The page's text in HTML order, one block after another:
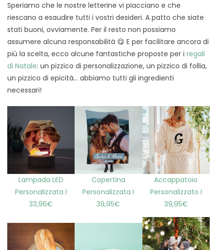
Speriamo che le nostre letterine vi piacciano e che
riescano a esaudire tutti i vostri desideri. A patto che siate
stati buoni, ovviamente. Per il resto non possiamo
assumere alcuna responsabilità 😋 E per facilitare ancora di
più la scelta, ecco alcune fantastiche proposte per i regali
di Natale: un pizzico di personalizzazione, un pizzico di follia,
un pizzico di epicità… abbiamo tutti gli ingredienti
necessari!
Lampada LED
Personalizzata I
33,96€
Copertina
Personalizzata I
39,95€
Accappatoio
Personalizzato I
39,95€